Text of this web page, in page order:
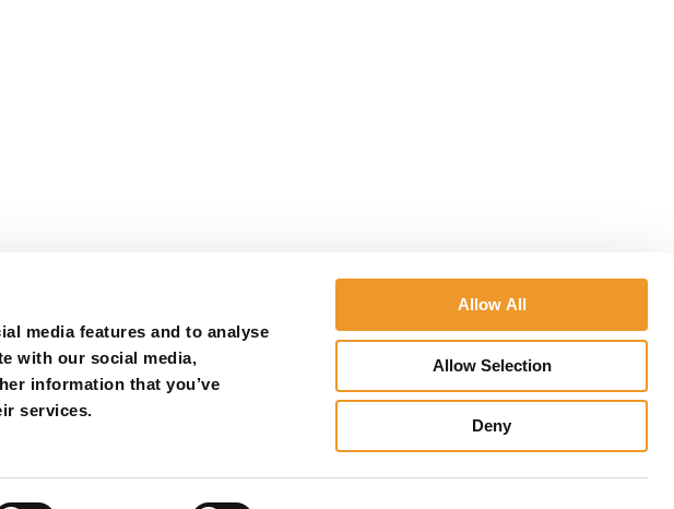
media features and to analyse
with our social media,
information that you’ve
services.
Allow All
Allow Selection
Deny